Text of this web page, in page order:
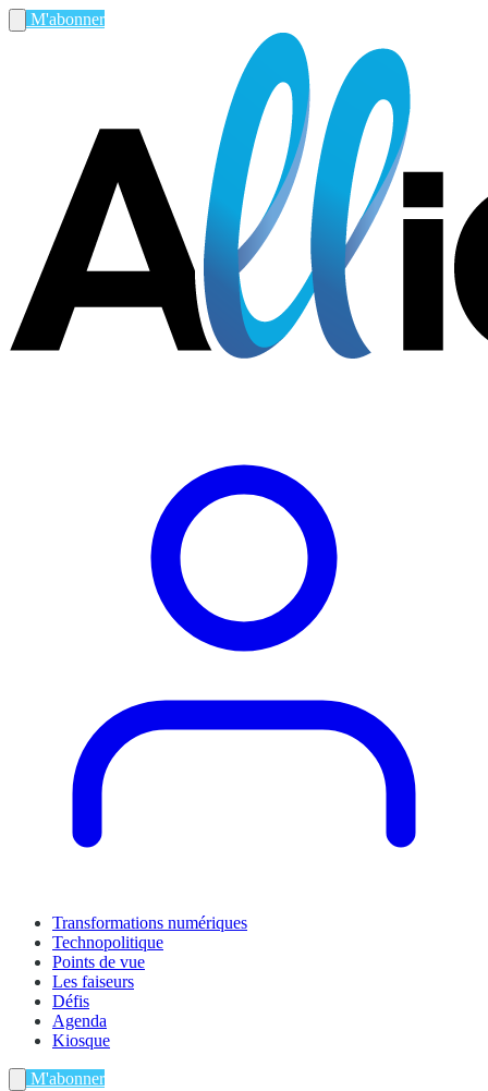
M'abonner
Transformations numériques
Technopolitique
Points de vue
Les faiseurs
Défis
Agenda
Kiosque
M'abonner